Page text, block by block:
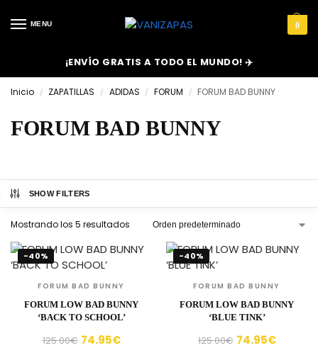
MENU 0
¡ENVÍO GRATIS A TODO EL MUNDO! ✈️
Inicio / ZAPATILLAS / ADIDAS / FORUM / FORUM BAD BUNNY
FORUM BAD BUNNY
SHOW FILTERS
Mostrando los 5 resultados
-40%
FORUM BAD BUNNY
FORUM LOW BAD BUNNY
‘BACK TO SCHOOL’
125.00€ 74.95€
-40%
FORUM BAD BUNNY
FORUM LOW BAD BUNNY
‘BLUE TINK’
125.00€ 74.95€